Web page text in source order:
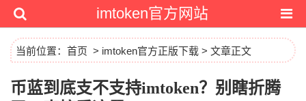
imtoken官方网站
当前位置： 首页 > imtoken官方正版下载 > 文章正文
币蓝到底支不支持imtoken？别瞎折腾